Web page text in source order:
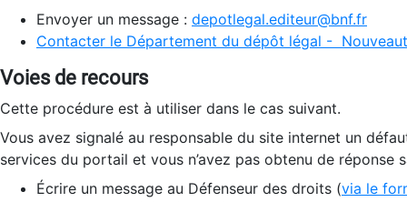
Envoyer un message : depotlegal.editeur@bnf.fr
Contacter le Département du dépôt légal -
Voies de recours
Cette procédure est à utiliser dans le cas suivant.
Vous avez signalé au responsable du site internet un
services du portail et vous n’avez pas obtenu de réponse
Écrire un message au Défenseur des droits (via le